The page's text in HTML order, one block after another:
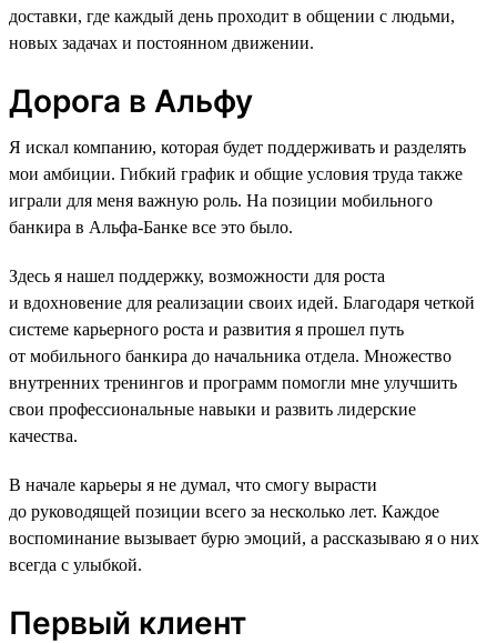
доставки, где каждый день проходит в общении с людьми,
новых задачах и постоянном движении.
Дорога в Альфу
Я искал компанию, которая будет поддерживать и разделять
мои амбиции. Гибкий график и общие условия труда также
играли для меня важную роль. На позиции мобильного
банкира в Альфа-Банке все это было.
Здесь я нашел поддержку, возможности для роста
и вдохновение для реализации своих идей. Благодаря четкой
системе карьерного роста и развития я прошел путь
от мобильного банкира до начальника отдела. Множество
внутренних тренингов и программ помогли мне улучшить
свои профессиональные навыки и развить лидерские
качества.
В начале карьеры я не думал, что смогу вырасти
до руководящей позиции всего за несколько лет. Каждое
воспоминание вызывает бурю эмоций, а рассказываю я о них
всегда с улыбкой.
Первый клиент